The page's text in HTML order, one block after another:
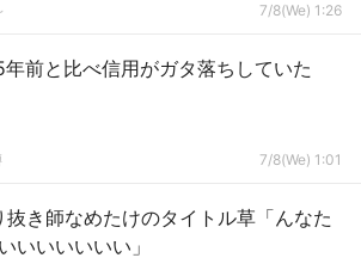
7/8(We) 1:26
年前と比べ信用がガタ落ちしていた
7/8(We) 1:01
抜き師なめたけのタイトル草「んなた
いいいいいい」